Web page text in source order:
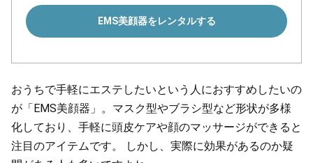
EMS美顔器をレンタルする
おうちで手軽にエステしたいという人におすすめしたいの
が「EMS美顔器」。マスク型やブラシ型など形状が多様
化しており、手軽に頭皮ケアや顔のマッサージができると
注目のアイテムです。 しかし、実際に効果があるのか疑